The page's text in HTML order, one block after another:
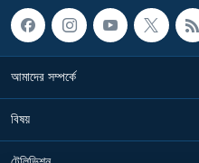
আমাদের সম্পর্কে
বিষয়